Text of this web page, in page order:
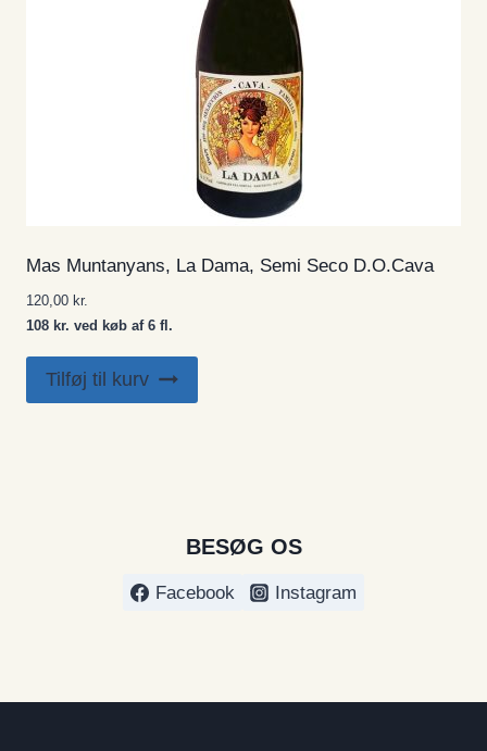
Mas Muntanyans, La Dama, Semi Seco D.O.Cava
120,00 kr.
108 kr. ved køb af 6 fl.
Tilføj til kurv
BESØG OS
Facebook Instagram